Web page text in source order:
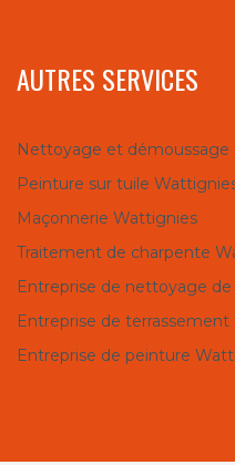
AUTRES SERVICES
Nettoyage et
Peinture sur tuile
Maçonnerie Wattignies
Traitement de charpente
Entreprise de nettoyage
Entreprise de
Entreprise de peinture